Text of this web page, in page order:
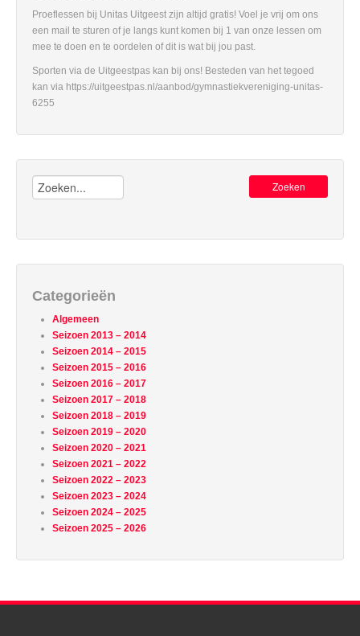
Proeflessen bij Unitas Uitgeest zijn altijd gratis! Voel je vrij om ons
een mail te sturen of je langs kunt komen bij 1 van onze lessen om
mee te doen en te oordelen of dit is wat bij jou past.
Sporten via de Uitgeestpas kan bij ons! Besteden van het tegoed
kan via https://uitgeestpas.nl/aanbod/gymnastiekvereniging-unitas-
6255
Zoeken:
Categorieën
Algemeen
Seizoen 2013 – 2014
Seizoen 2014 – 2015
Seizoen 2015 – 2016
Seizoen 2016 – 2017
Seizoen 2017 – 2018
Seizoen 2018 – 2019
Seizoen 2019 – 2020
Seizoen 2020 – 2021
Seizoen 2021 – 2022
Seizoen 2022 – 2023
Seizoen 2023 – 2024
Seizoen 2024 – 2025
Seizoen 2025 – 2026